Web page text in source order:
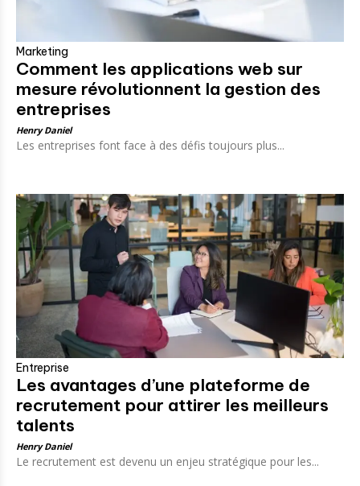
Marketing
Comment les applications web sur
mesure révolutionnent la gestion des
entreprises
Henry Daniel
Les entreprises font face à des défis toujours plus...
Entreprise
Les avantages d’une plateforme de
recrutement pour attirer les meilleurs
talents
Henry Daniel
Le recrutement est devenu un enjeu stratégique pour les...